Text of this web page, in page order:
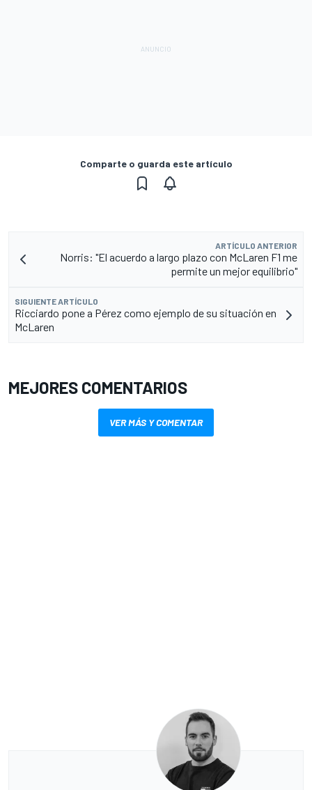
Comparte o guarda este artículo
ARTÍCULO ANTERIOR
Norris: "El acuerdo a largo plazo con McLaren F1 me
permite un mejor equilibrio"
SIGUIENTE ARTÍCULO
Ricciardo pone a Pérez como ejemplo de su situación en
McLaren
MEJORES COMENTARIOS
VER MÁS Y COMENTAR